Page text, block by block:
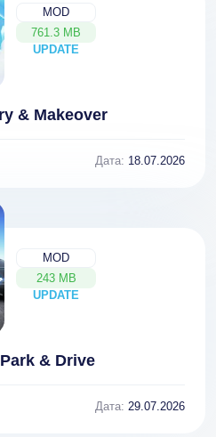
MOD
761.3 MB
UPDATE
NEW
& Makeover
Дата: 18.07.2026
MOD
243 MB
UPDATE
NEW
& Drive
Дата: 29.07.2026